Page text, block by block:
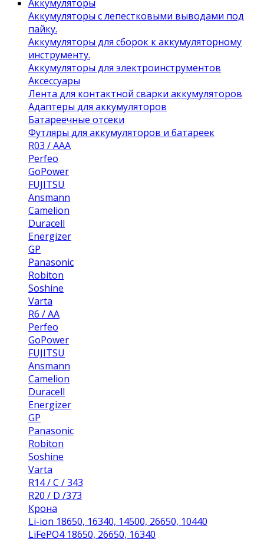
Аккумуляторы
Аккумуляторы с лепестковыми выводами под
пайку.
Аккумуляторы для сборок к аккумуляторному
инструменту.
Аккумуляторы для электроинструментов
Аксессуары
Лента для контактной сварки аккумуляторов
Адаптеры для аккумуляторов
Батареечные отсеки
Футляры для аккумуляторов и батареек
R03 / AAA
Perfeo
GoPower
FUJITSU
Ansmann
Camelion
Duracell
Energizer
GP
Panasonic
Robiton
Soshine
Varta
R6 / AA
Perfeo
GoPower
FUJITSU
Ansmann
Camelion
Duracell
Energizer
GP
Panasonic
Robiton
Soshine
Varta
R14 / C / 343
R20 / D /373
Крона
Li-ion 18650, 16340, 14500, 26650, 10440
LiFePO4 18650, 26650, 16340